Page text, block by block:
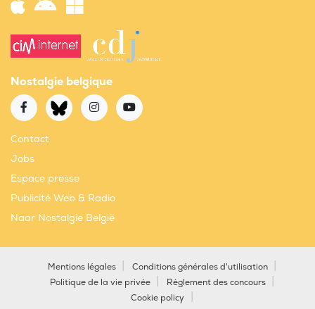
Nostalgie belgique
Contact
Jobs
Espace presse
Publicité Web & Radio
Naar Nostalgie België
Mentions légales
Conditions générales d'utilisation
Politique de la vie privée
Règlement des concours
Cookie policy